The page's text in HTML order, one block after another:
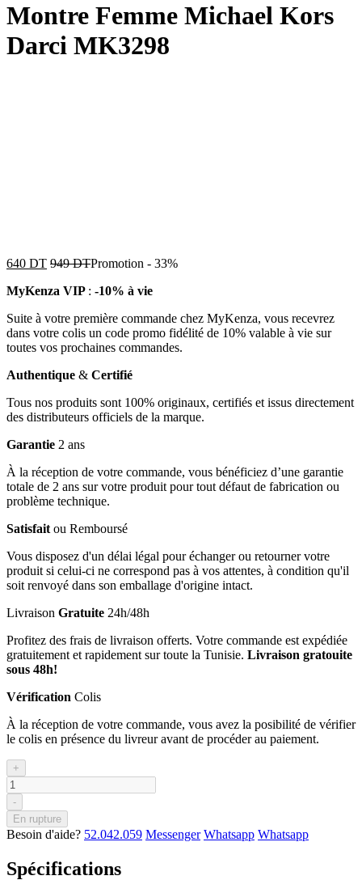
Montre Femme Michael Kors
Darci MK3298
640 DT 949DTPromotion - 33%
MyKenza VIP : -10% à vie
Suite à votre première commande chez MyKenza, vous recevrez
dans votre colis un code promo fidélité de 10% valable à vie sur
toutes vos prochaines commandes.
Authentique & Certifié
Tous nos produits sont 100% originaux, certifiés et issus directement
des distributeurs officiels de la marque.
Garantie 2 ans
À la réception de votre commande, vous bénéficiez d’une garantie
totale de 2 ans sur votre produit pour tout défaut de fabrication ou
problème technique.
Satisfait ou Remboursé
Vous disposez d'un délai légal pour échanger ou retourner votre
produit si celui-ci ne correspond pas à vos attentes, à condition qu'il
soit renvoyé dans son emballage d'origine intact.
Livraison Gratuite 24h/48h
Profitez des frais de livraison offerts. Votre commande est expédiée
gratuitement et rapidement sur toute la Tunisie. Livraison gratouite
sous 48h!
Vérification Colis
À la réception de votre commande, vous avez la posibilité de vérifier
le colis en présence du livreur avant de procéder au paiement.
+
-
En rupture
Besoin d'aide? 52.042.059 Messenger Whatsapp Whatsapp
Spécifications